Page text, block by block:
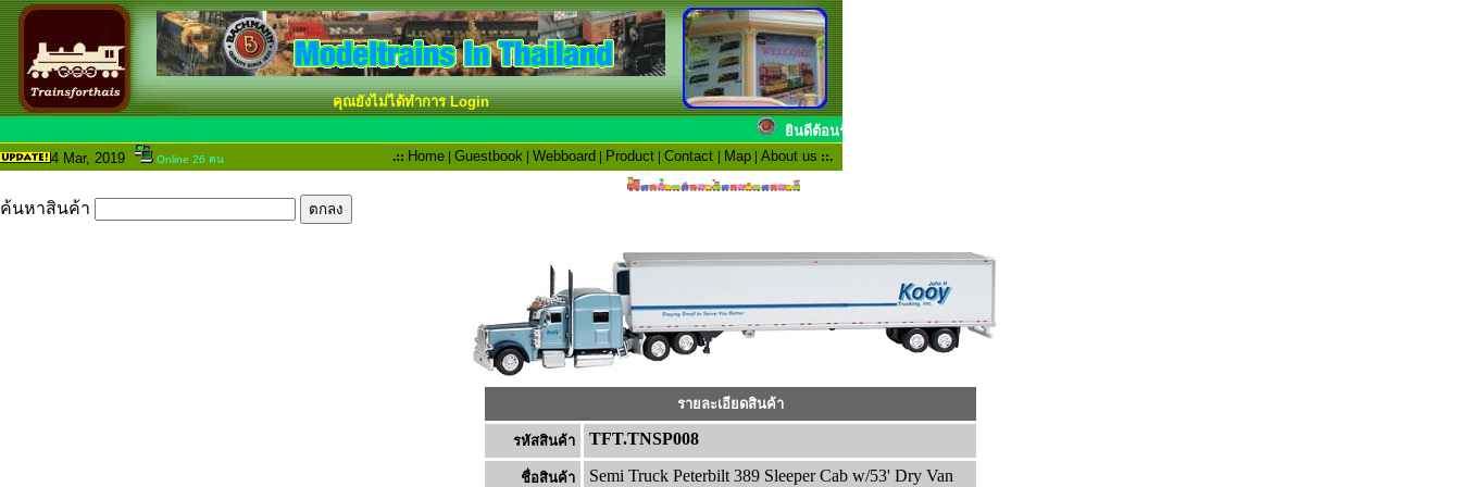
คุณยังไม่ได้ทำการ Login
ยินดีต้อนรับสมาชิกทุกๆท่าน ขณะนี้โชว์รูมได้เปิดให้ชมอย่างเป็นท
4 Mar, 2019 Online 26 คน .:: Home | Guestbook | Webboard | Product | Contact | Map | About us ::.
ค้นหาสินค้า
รายละเอียดสินค้า
รหัสสินค้า TFT.TNSP008
ชื่อสินค้า
Semi Truck Peterbilt 389 Sleeper Cab w/53' Dry Van